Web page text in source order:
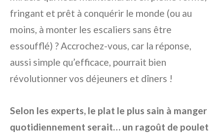
fringant et prêt à conquérir le monde (ou au
moins, à monter les escaliers sans être
essoufflé) ? Accrochez-vous, car la réponse,
aussi simple qu’efficace, pourrait bien
révolutionner vos déjeuners et dîners !
Selon les experts, le plat le plus sain à manger
quotidiennement serait… un ragoût de poulet